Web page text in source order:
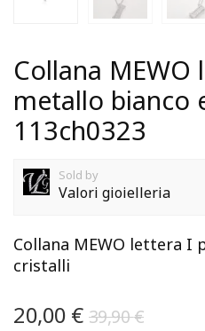
Collana
metallo bianco
113ch0323
Sold by
Valori gioielleria
Collana MEWO lettera I
cristalli
39,90€
20,00 €